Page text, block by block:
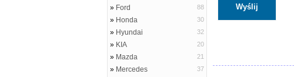
» Ford 88
» Honda 30
» Hyundai 32
» KIA 20
» Mazda 21
» Mercedes 37